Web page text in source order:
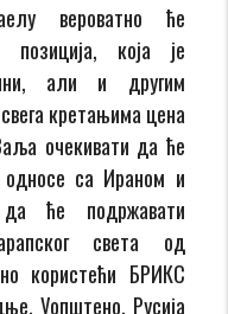
вероватно ће
позиција, која је
али и другим
кретањима цена
очекивати да ће
односе са Ираном и
ће подржавати
света од
користећи БРИКС
Уопштено, Русија